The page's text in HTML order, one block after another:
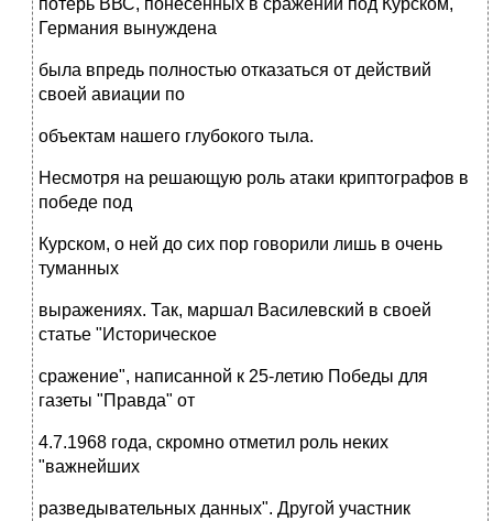
потерь ВВС, понесенных в сражении под Курском,
Германия вынуждена
была впредь полностью отказаться от действий
своей авиации по
объектам нашего глубокого тыла.
Несмотря на решающую роль атаки криптографов в
победе под
Курском, о ней до сих пор говорили лишь в очень
туманных
выражениях. Так, маршал Василевский в своей
статье "Историческое
сражение", написанной к 25-летию Победы для
газеты "Правда" от
4.7.1968 года, скромно отметил роль неких
"важнейших
разведывательных данных". Другой участник